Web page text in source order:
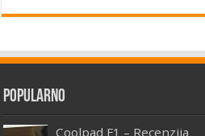
Popularno
Coolpad F1 – Recenzija